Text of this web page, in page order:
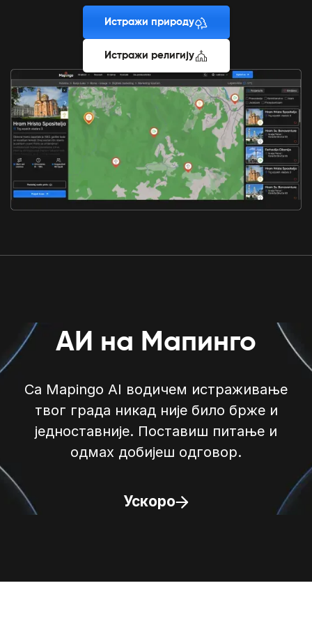
Истражи природу
Истражи религију
АИ на Мапинго
Са Mapingo AI водичем истраживање
твог града никад није било брже и
једноставније. Поставиш питање и
одмах добијеш одговор.
Ускоро